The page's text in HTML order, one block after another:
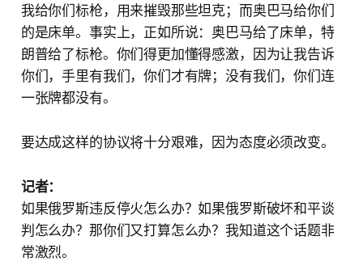
我给你们标枪，用来摧毁那些坦克；而奥巴马给你们
的是床单。事实上，正如所说：奥巴马给了床单，特
朗普给了标枪。你们得更加懂得感激，因为让我告诉
你们，手里有我们，你们才有牌；没有我们，你们连
一张牌都没有。
要达成这样的协议将十分艰难，因为态度必须改变。
记者：
如果俄罗斯违反停火怎么办？如果俄罗斯破坏和平谈
判怎么办？那你们又打算怎么办？我知道这个话题非
常激烈。